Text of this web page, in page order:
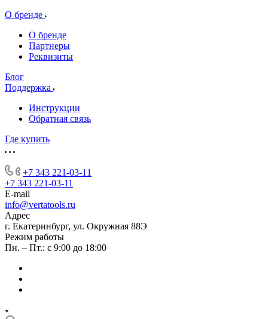
О бренде
О бренде
Партнеры
Реквизиты
Блог
Поддержка
Инструкции
Обратная связь
Где купить
+7 343 221-03-11
+7 343 221-03-11
E-mail
info@vertatools.ru
Адрес
г. Екатеринбург, ул. Окружная 88Э
Режим работы
Пн. – Пт.: с 9:00 до 18:00